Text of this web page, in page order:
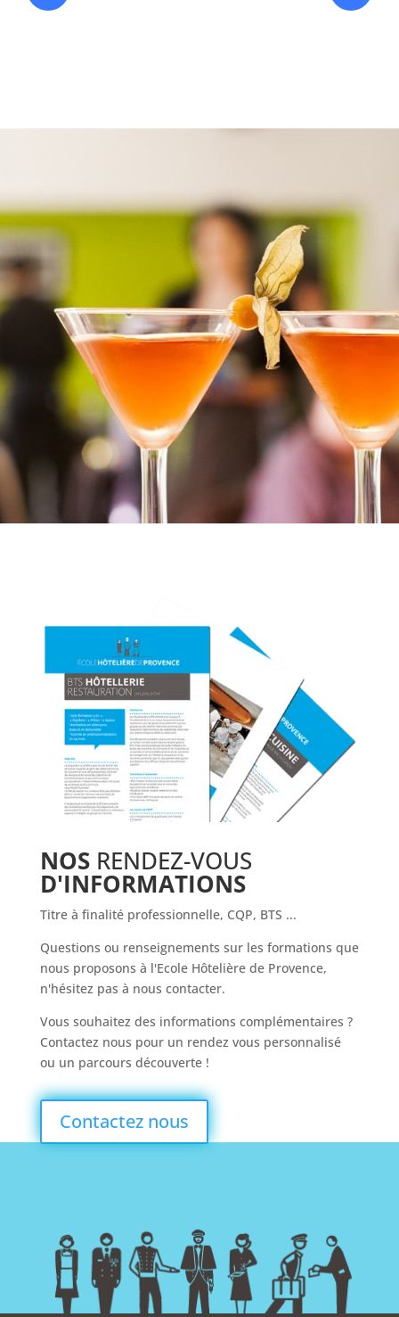
NOSRENDEZ-VOUS
D'INFORMATIONS
Titre à finalité professionnelle, CQP, BTS ...
Questions ou renseignements sur les formations que
nous proposons à l'Ecole Hôtelière de Provence,
n'hésitez pas à nous contacter.
Vous souhaitez des informations complémentaires ?
Contactez nous pour un rendez vous personnalisé
ou un parcours découverte !
Contactez nous